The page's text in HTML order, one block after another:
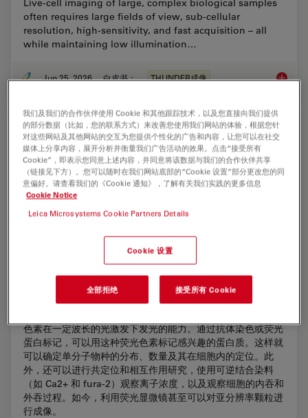
Live‑cell imaging of large, complex biological samples
often requires large fields of view, sub-cellular
resolution, high-sensitivity, and fast acquisition – all
while maintaining low illumination…
Jun 25, 2026 白皮书： THUNDER成像 Fast,
显微镜中的荧光
色素在一定波长的光激发下发光的能力。通过抗体染色或荧光
蛋白标记，可以用这种荧光色素标记感兴趣的蛋白质。这样就
可以确定单分子物种的分布、数量及其在细胞内的定位。此
外，还可以进行共定位和相互作用研究，使用可逆结合染料
（如 Ca2+ 和 fura-2）观察离子浓度，以及观察细胞的内吞和
外吞过程。如今，利用荧光显微镜甚至可以对亚分辨率颗粒进
行成像。
我们及我们的合作伙伴使用 Cookie 和其他跟踪技术，以及您直接向我们提供
的部分数据（比如，您的联系方式）来改善您使用我们网站的体验，根据您针
对这些网站及其他网站的交互为您提供个性化的广告和内容，让您可以在社交
媒体上分享内容，展开分析并衡量我们广告活动的效果。点击“接受所有
Cookie”，即表示您同意上述内容，并同意将该数据与我们的合作伙伴共享
（链接见下方）。您可以随时在我们网站底部的“Cookie 设置”部分更改您的同
意偏好。请查看我们的《Cookie 通知》，了解有关我们实践的更多信息
Cookie Notice
Leica Microsystems Cookie Partners Details
Cookie 设置
全部拒绝 接受所有 Cookie